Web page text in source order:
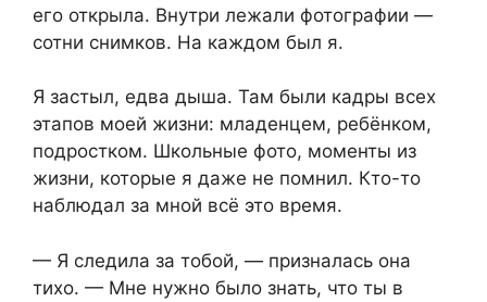
его открыла. Внутри лежали фотографии —
сотни снимков. На каждом был я.
Я застыл, едва дыша. Там были кадры всех
этапов моей жизни: младенцем, ребёнком,
подростком. Школьные фото, моменты из
жизни, которые я даже не помнил. Кто-то
наблюдал за мной всё это время.
— Я следила за тобой, — призналась она
тихо. — Мне нужно было знать, что ты в